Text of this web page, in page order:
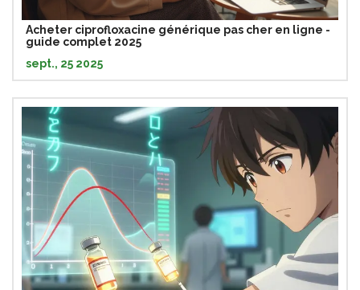
Acheter ciprofloxacine générique pas cher en ligne -
guide complet 2025
sept., 25 2025